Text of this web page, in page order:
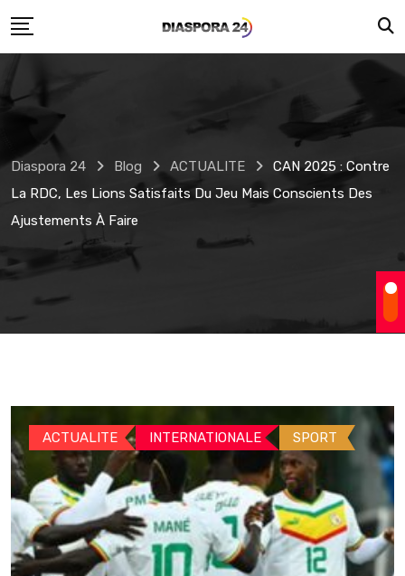
to
Diaspora 24 Blog ACTUALITE
CAN 2025 : Contre
La RDC, Les Lions Satisfaits Du Jeu Mais Conscients Des
Ajustements À Faire
ACTUALITE INTERNATIONALE SPORT